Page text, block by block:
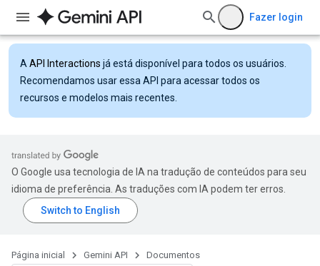
Fazer login
A API Interactions já está disponível para todos os usuários.
Recomendamos usar essa API para acessar todos os
recursos e modelos mais recentes.
O Google usa tecnologia de IA na tradução de conteúdos para seu
idioma de preferência. As traduções com IA podem ter erros.
Página inicial Gemini API Documentos